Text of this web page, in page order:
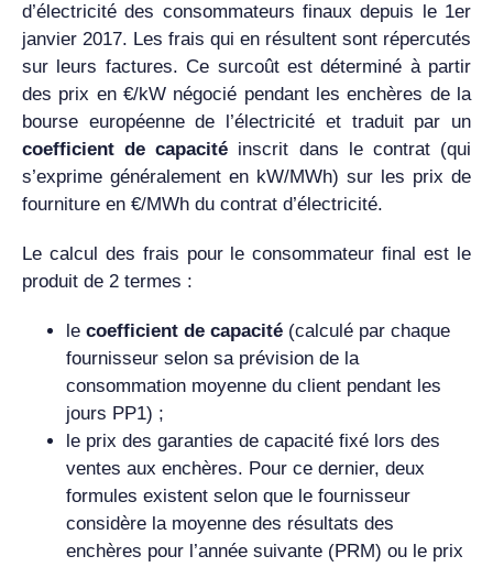
d’électricité des consommateurs finaux depuis le 1er
janvier 2017. Les frais qui en résultent sont répercutés
sur leurs factures. Ce surcoût est déterminé à partir
des prix en €/kW négocié pendant les enchères de la
bourse européenne de l’électricité et traduit par un
coefficient de capacité inscrit dans le contrat (qui
s’exprime généralement en kW/MWh) sur les prix de
fourniture en €/MWh du contrat d’électricité.
Le calcul des frais pour le consommateur final est le
produit de 2 termes :
le coefficient de capacité(calculé par chaque
fournisseur selon sa prévision de la
consommation moyenne du client pendant les
jours PP1) ;
le prix des garanties de capacité fixé lors des
ventes aux enchères. Pour ce dernier, deux
formules existent selon que le fournisseur
considère la moyenne des résultats des
enchères pour l’année suivante (PRM) ou le prix